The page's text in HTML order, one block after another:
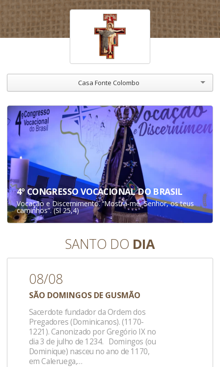
Casa Fonte Colombo
4º CONGRESSO VOCACIONAL DO BRASIL
Vocação e Discernimento. ‘‘Mostra-me, Senhor, os teus
caminhos”. (Sl 25,4)
SANTO DO DIA
08/08
SÃO DOMINGOS DE GUSMÃO
Sacerdote fundador da Ordem dos
Pregadores (Dominicanos). (1170-
1221). Canonizado por Gregório IX no
dia 3 de julho de 1234. Domingos (ou
Dominique) nasceu no ano de 1170,
em Caleruega,…